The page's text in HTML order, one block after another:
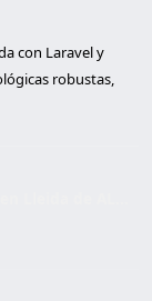
con Laravel y
robustas,